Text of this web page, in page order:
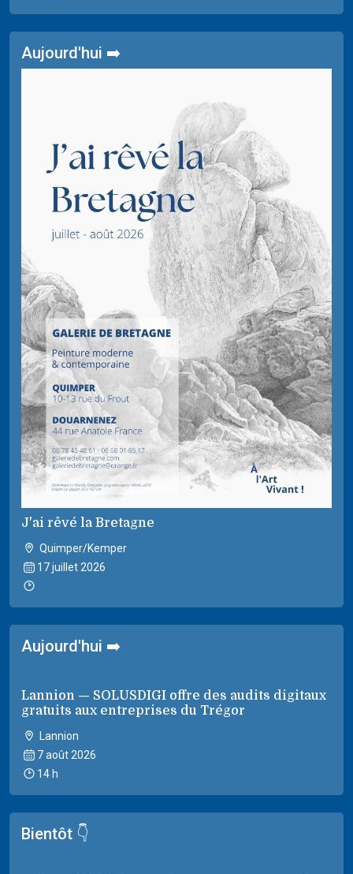
Aujourd'hui ➡️
J'ai rêvé la Bretagne
Quimper/Kemper
17 juillet 2026
Aujourd'hui ➡️
Lannion — SOLUSDIGI offre des audits digitaux
gratuits aux entreprises du Trégor
Lannion
7 août 2026
14 h
Bientôt 👇